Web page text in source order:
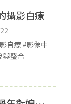
攝影自療
自療 #影像中
與整合